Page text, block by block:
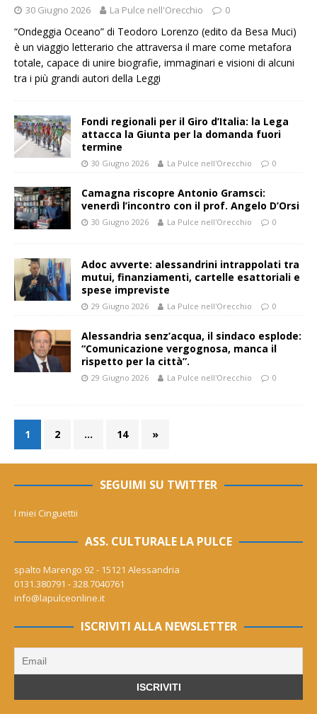
30 Giugno 2026 La Pulce nell'Orecchio 0
“Ondeggia Oceano” di Teodoro Lorenzo (edito da Besa Muci)
è un viaggio letterario che attraversa il mare come metafora
totale, capace di unire biografie, immaginari e visioni di alcuni
tra i più grandi autori della Leggi
Fondi regionali per il Giro d’Italia: la Lega
attacca la Giunta per la domanda fuori
termine
30 Giugno 2026 La Pulce nell'Orecchio 0
Camagna riscopre Antonio Gramsci:
venerdì l’incontro con il prof. Angelo D’Orsi
30 Giugno 2026 La Pulce nell'Orecchio 0
Adoc avverte: alessandrini intrappolati tra
mutui, finanziamenti, cartelle esattoriali e
spese impreviste
29 Giugno 2026 La Pulce nell'Orecchio 0
Alessandria senz’acqua, il sindaco esplode:
“Comunicazione vergognosa, manca il
rispetto per la città”.
29 Giugno 2026 La Pulce nell'Orecchio 0
1 2 … 14 »
SEGUIMI SU TWITTER
I miei Cinguettii
ASS. CULTURALE LA PULCE
spalto Marengo 92 - 15121 Alessandria
0131.380791 - 328.7040761
info@lapulceonline.it
ISCRIVITI ALLA NEWSLETTER